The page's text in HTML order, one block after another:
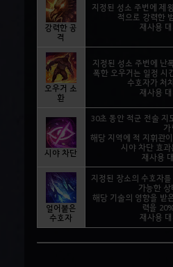
강력한 공
격
지정된 성소 주변에 제
적으로 강력한
재사용
오우거 소
환
지정된 성소 주변에 난
폭한 오우거는 일정 시
수호자가 처
재사용
시야 차단
30초 동안 적군 전술 지
가
해당 지역에 적 지휘관
시야 차단 효과
재사용
얼어붙은
수호자
지정된 장소의 수호자
가능한 상
해당 기술의 영향을 받
력을
재사용